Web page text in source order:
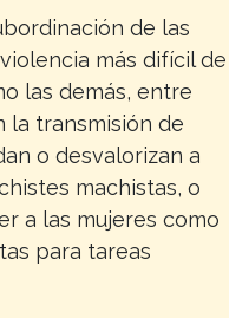
de las
más difícil de
las demás, entre
la transmisión de
o desvalorizan a
machistas, o
a las mujeres como
para tareas